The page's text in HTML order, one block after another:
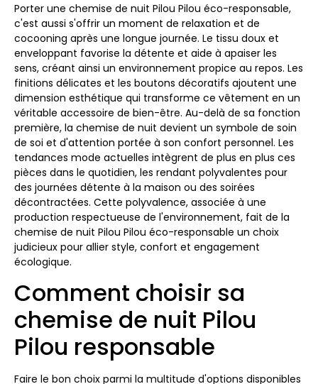
Porter une chemise de nuit Pilou Pilou éco-responsable,
c'est aussi s'offrir un moment de relaxation et de
cocooning après une longue journée. Le tissu doux et
enveloppant favorise la détente et aide à apaiser les
sens, créant ainsi un environnement propice au repos. Les
finitions délicates et les boutons décoratifs ajoutent une
dimension esthétique qui transforme ce vêtement en un
véritable accessoire de bien-être. Au-delà de sa fonction
première, la chemise de nuit devient un symbole de soin
de soi et d'attention portée à son confort personnel. Les
tendances mode actuelles intègrent de plus en plus ces
pièces dans le quotidien, les rendant polyvalentes pour
des journées détente à la maison ou des soirées
décontractées. Cette polyvalence, associée à une
production respectueuse de l'environnement, fait de la
chemise de nuit Pilou Pilou éco-responsable un choix
judicieux pour allier style, confort et engagement
écologique.
Comment choisir sa
chemise de nuit Pilou
Pilou responsable
Faire le bon choix parmi la multitude d'options disponibles